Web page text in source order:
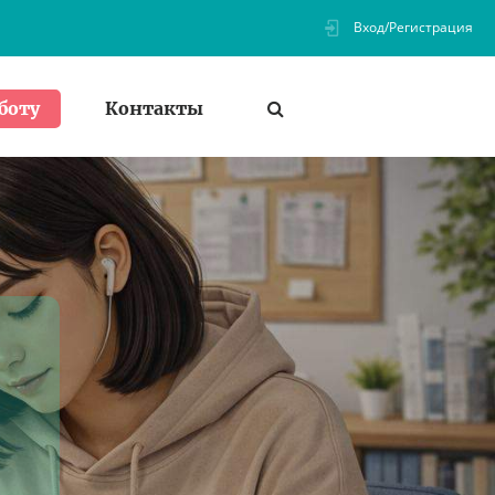
Вход/Регистрация
Контакты